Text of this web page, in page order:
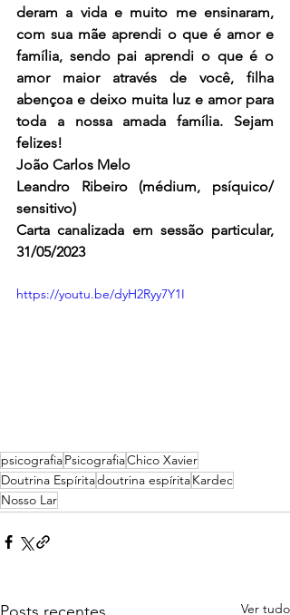
deram a vida e muito me ensinaram,
com sua mãe aprendi o que é amor e
família, sendo pai aprendi o que é o
amor maior através de você, filha
abençoa e deixo muita luz e amor para
toda a nossa amada família. Sejam
felizes!
João Carlos Melo
Leandro Ribeiro (médium, psíquico/
sensitivo)
Carta canalizada em sessão particular,
31/05/2023
https://youtu.be/dyH2Ryy7Y1I
psicografiaPsicografiaChico Xavier
Doutrina Espíritadoutrina espíritaKardec
Nosso Lar
Posts recentes Ver tudo